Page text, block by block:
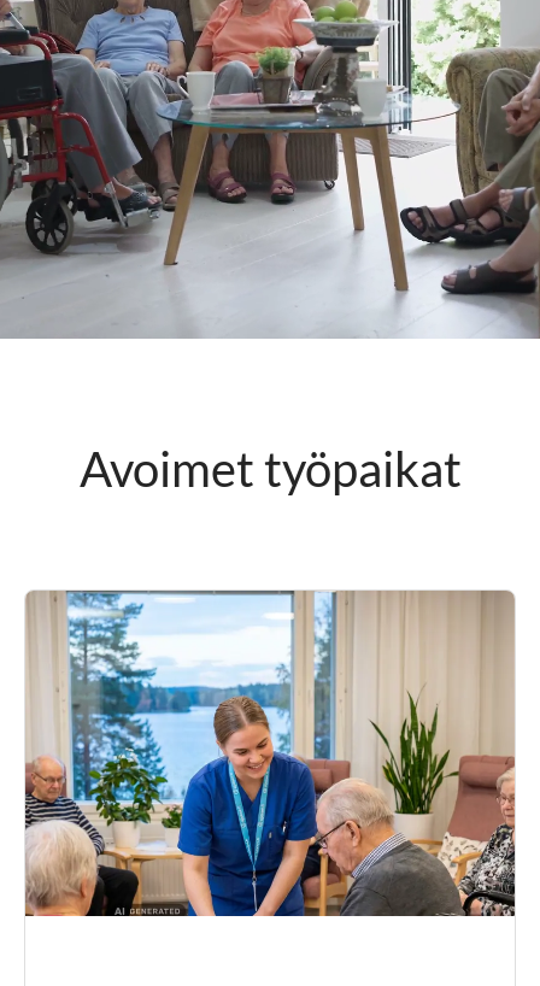
Sijaiset.fi Henkilöstöpalvelut tarjoaa
sosiaali- ja terveysalan keikkatöitä ja
määräaikaisia työpaikkoja ympäri Suomea.
Lähettämällä meille avoimen hakemuksen,
otamme sinuun heti yhteyttä, kun
osaamistasi vastaava paikka vapautuu.
Voit hakea kauttamme myös suoraan
itseäsi kiinnostavaa työmahdollisuutta.
Avoimet työpaikat